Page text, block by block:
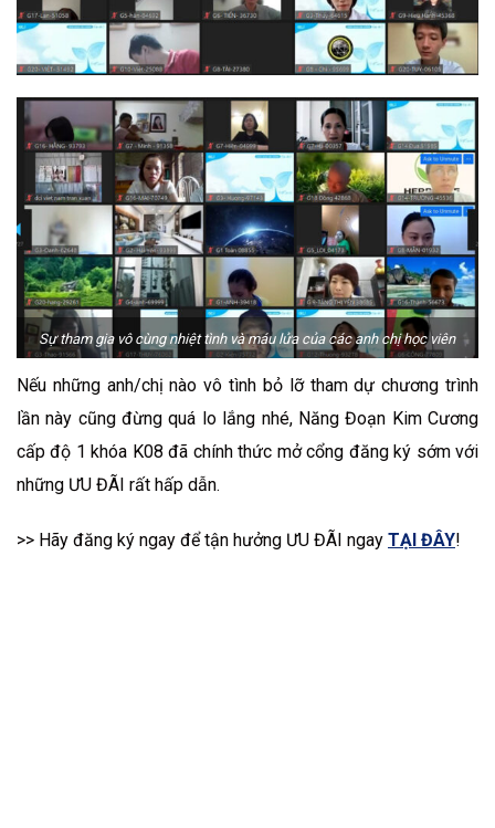
Sự tham gia vô cùng nhiệt tình và máu lửa của các anh chị học viên
Nếu những anh/chị nào vô tình bỏ lỡ tham dự chương trình
lần này cũng đừng quá lo lắng nhé, Năng Đoạn Kim Cương
cấp độ 1 khóa K08 đã chính thức mở cổng đăng ký sớm với
những ƯU ĐÃI rất hấp dẫn.
>> Hãy đăng ký ngay để tận hưởng ƯU ĐÃI ngay TẠI ĐÂY!